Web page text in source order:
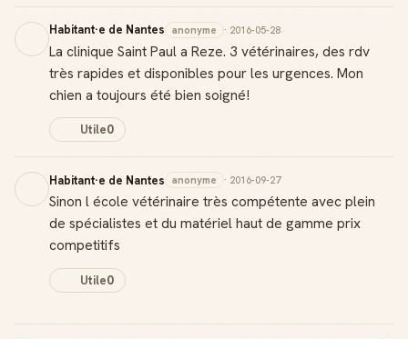
Habitant·e de Nantes anonyme · 2016-05-28
La clinique Saint Paul a Reze. 3 vétérinaires, des rdv
très rapides et disponibles pour les urgences. Mon
chien a toujours été bien soigné!
Utile0
Habitant·e de Nantes anonyme · 2016-09-27
Sinon l école vétérinaire très compétente avec plein
de spécialistes et du matériel haut de gamme prix
competitifs
Utile0